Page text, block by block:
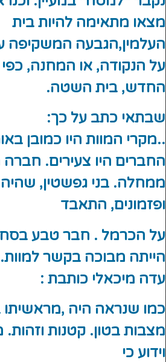
מצאו מתאימה להיות בית
העלמין,הגבעה
על הנקודה, או המחנה,
החדש, בית השטה.
שבתאי כתב על כך:
..מקרי המוות היו כמובן
החברים היו צעירים.
ממחלה. בני גפשטין,
ופזמונים, התאבד
על הכרמל . חבר טבע
הייתה מבוכה בקשר למוות.
עדה מיכאלי כותבת :
כמו שנראה היה ,מראשיתו
מצבות בטון. קטנות
וידוע כי